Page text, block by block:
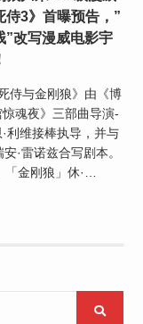
侍3》首曝预告，”
”改写漫威电影宇
侍与金刚狼》由《博
魂夜》三部曲导演-
·利维接棒执导，并与
·雷诺兹合写剧本。
金刚狼」休·…